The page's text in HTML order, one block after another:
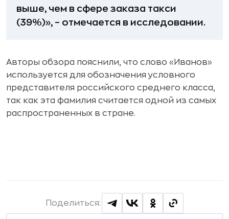
выше, чем в сфере заказа такси
(39%)», – отмечается в исследовании.
Авторы обзора пояснили, что слово «Иванов»
используется для обозначения условного
представителя российского среднего класса,
так как эта фамилия считается одной из самых
распространенных в стране.
Поделиться: